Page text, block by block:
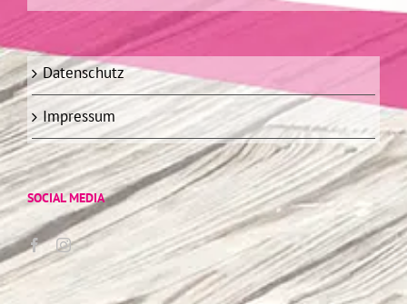
Datenschutz
Impressum
SOCIAL MEDIA